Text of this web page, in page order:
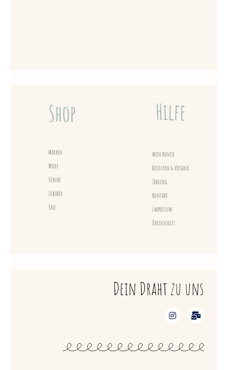
Shop
Marken
Mode
Schuhe
Zubehör
Sale
Hilfe
Mein Konto
Retouren & Versand
Zahlung
Kontakt
Impressum
Datenschutz
Dein Draht zu uns